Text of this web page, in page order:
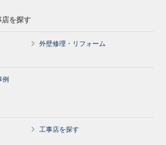
店を探す
外壁修理・リフォーム
例
工事店を探す